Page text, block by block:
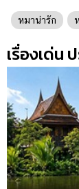
หมาน่ารัก
เรื่องเด่น